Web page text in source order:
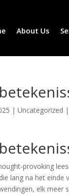
About Us
|Uncategorized |
provoking
lang na het einde
elk meer